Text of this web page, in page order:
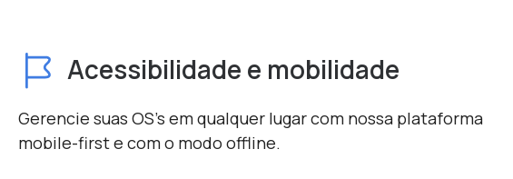
Acessibilidade e mobilidade
Gerencie suas OS's em qualquer lugar com nossa plataforma
mobile-first e com o modo offline.